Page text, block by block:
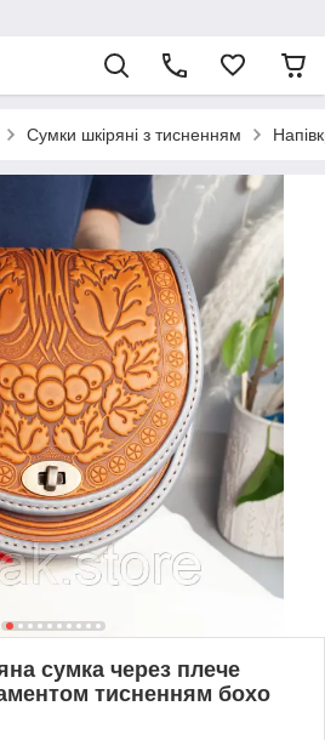
Сумки шкіряні з тисненням
сумка через плече
тисненням бохо